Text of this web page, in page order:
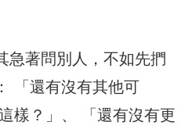
急著問別人，不如先捫
「還有沒有其他可
樣？」、 「還有沒有更